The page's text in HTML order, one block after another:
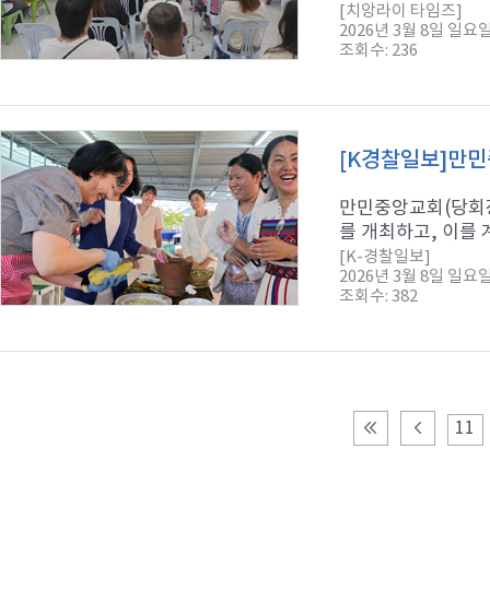
[치앙라이 타임즈]
2026년 3월 8일 일요
조회수: 236
[K경찰일보]만
만민중앙교회(당
를 개최하고, 이를
[K-경찰일보]
2026년 3월 8일 일요
조회수: 382
11